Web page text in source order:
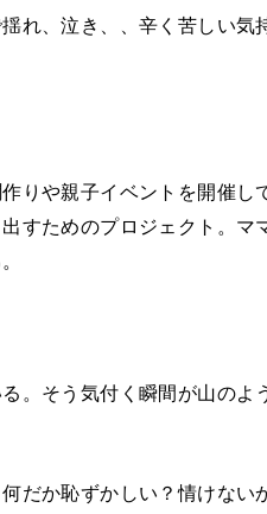
れ、泣き、、辛く苦しい気
りや親子イベントを開催し
すためのプロジェクト。マ
。そう気付く瞬間が山のよ
だか恥ずかしい？情けない